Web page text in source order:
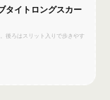
タイトロングスカー
後ろはスリット入りで歩きやす